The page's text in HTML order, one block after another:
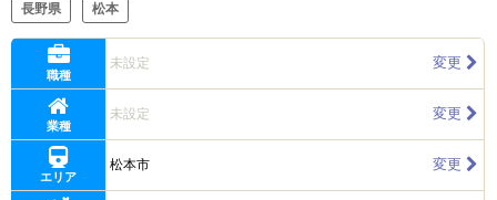
長野県 松本
職種
未設定 変更
業種
未設定 変更
エリア
松本市 変更